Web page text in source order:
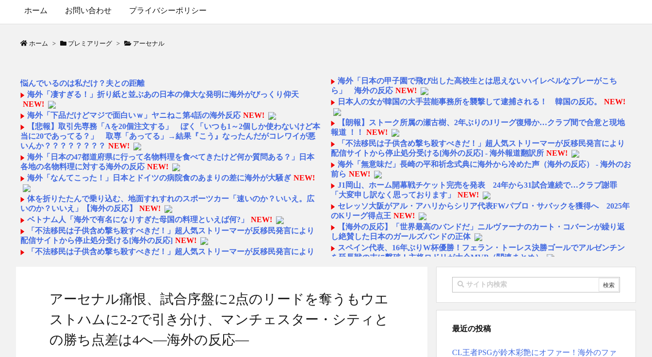
ホーム お問い合わせ プライバシーポリシー
ホーム > プレミアリーグ > アーセナル
悩んでいるのは私だけ？夫との距離
海外「凄すぎる！」折り紙と並ぶあの日本の偉大な発明に海外がびっくり仰天
NEW!
海外「下品だけどマジで面白いｗ」ヤニねこ第4話の海外反応 NEW!
【悲報】取引先専務「Aを20個注文する」 ぼく「いつも1～2個しか使わないけど本
当に20であってる？」 取専「あってる」→結果『こう』なったんだがコレワイが悪
いんか？？？？？？？？ NEW!
海外「日本の47都道府県に行って名物料理を食べてきたけど何か質問ある？」日本
各地の名物料理に対する海外の反応 NEW!
海外「なんてこった！」日本とドイツの病院食のあまりの差に海外が大騒ぎ NEW!
体を折りたたんで乗り込む、地面すれすれのスポーツカー「速いのか？いいえ。広
いのか？いいえ」【海外の反応】
NEW!
ベトナム人「海外で有名になりすぎた母国の料理といえば何?」
NEW!
「不法移民は子供含め撃ち殺すべきだ！」超人気ストリーマーが反移民発言により
配信サイトから停止処分受ける[海外の反応] NEW!
「不法移民は子供含め撃ち殺すべきだ！」超人気ストリーマーが反移民発言により
粉末スープ、液体スープ、調味オイル「食べる『直前』に入れてください！！」
海外「無意味だ」長崎の平和祈念式典に海外から冷めた声（海外の反応） - 海外のお
NEW!
【画像あり】伝説巨神イデオンの作中で初めてイデオンガンを使用しその威力を目
にした主人公達の反応がこちら… NEW!
海外「日本の甲子園で飛び出した高校生とは思えないハイレベルなプレーがこち
ら」 海外の反応 NEW!
日本人の女が韓国の大手芸能事務所を襲撃して逮捕される！ 韓国の反応。
NEW!
【朗報】ストーク所属の瀬古樹、2年ぶりのJリーグ復帰か…クラブ間で合意と現地
報道 ！！
NEW!
「不法移民は子供含め撃ち殺すべきだ！」超人気ストリーマーが反移民発言により
配信サイトから停止処分受ける[海外の反応] - 海外報道翻訳所 NEW!
海外「無意味だ」長崎の平和祈念式典に海外から冷めた声（海外の反応） - 海外のお
前ら NEW!
J1岡山、ホーム開幕戦チケット完売を発表 24年から31試合連続で…クラブ謝罪
「大変申し訳なく思っております」
NEW!
セレッソ大阪がアル・アハリからシリア代表FWパブロ・サバックを獲得へ 2025年
のKリーグ得点王 NEW!
【海外の反応】「世界最高のバンドだ」ニルヴァーナのカート・コバーンが繰り返
し絶賛した日本のガールズバンドの正体
スペイン代表、16年ぶりW杯優勝！フェラン・トーレス決勝ゴールでアルゼンチン
を延長戦の末に撃破！主将ロドリが大会MVP（関連まとめ）
海外「面白い！」英雄の凱旋試合で韓国人が見せたユーモアを海外大絶賛！（海外
中国人「日本を代表する飲み物は何？」 中国人「あの乳酸菌飲料！」「1884年か
ら続くあれ！」
海外「日本人は何者なんだ…」 日本の帰宅部の女子高生たちの本気に世界が驚愕
◆悲報◆マドリーFWロドリゴ残留希望もアロンソ監督はベンチ漬けへ「インド料理
ばかり食ってるからだ」by スペイン紙
アーセナル痛恨、試合序盤に2点のリードを奪うもウエ
ストハムに2-2で引き分け、マンチェスター・シティと
の勝ち点差は4へ―海外の反応―
最近の投稿
CL王者PSGが鈴木彩艶にオファー！海外のファ